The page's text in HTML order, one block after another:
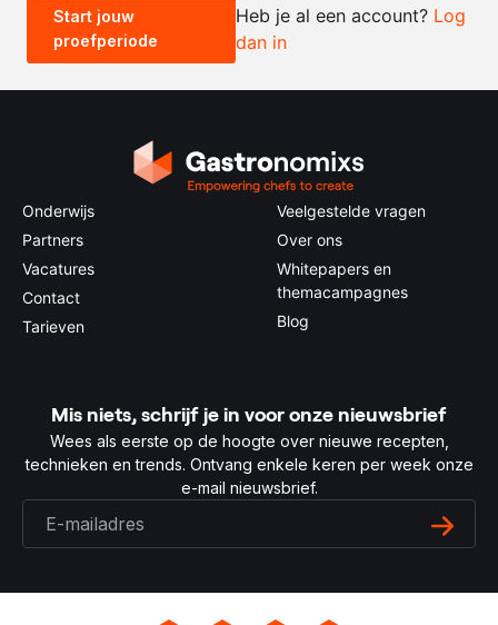
0.5x 1x 2x
Start jouw
proefperiode
Heb je al een account? Log
dan in
Onderwijs
Partners
Vacatures
Contact
Tarieven
Veelgestelde vragen
Over ons
Whitepapers en
themacampagnes
Blog
Mis niets, schrijf je in voor onze nieuwsbrief
Wees als eerste op de hoogte over nieuwe recepten,
technieken en trends. Ontvang enkele keren per week onze
e-mail nieuwsbrief.